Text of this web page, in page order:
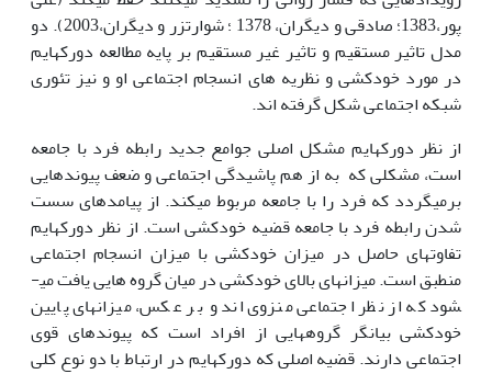
پور،1383؛ صادقی و دیگران، 1378 ؛ شوارتزر و دیگران،2003). دو
مدل تاثیر مستقیم و تاثیر غیر مستقیم بر پایه مطالعه دورکهایم
در مورد خودکشی و نظریه های انسجام اجتماعی او و نیز تئوری
شبکه اجتماعی شکل گرفته اند.
از نظر دورکهایم مشکل اصلی جوامع جدید رابطه فرد با جامعه
است، مشکلی که به از هم پاشیدگی اجتماعی و ضعف پیوندهایی
برمی­گردد که فرد را با جامعه مربوط می­کند. از پیامدهای سست
شدن رابطه فرد با جامعه قضیه خودکشی است. از نظر دورکهایم
تفاوت­های حاصل در میزان خودکشی با میزان انسجام اجتماعی
منطبق است. میزان­های بالای خودکشی در میان گروه هایی یافت می­
شود که از نظر اجتماعی منزوی اند و بر عکس، میزان­های پایین
خودکشی بیان­گر گروه­هایی از افراد است که پیوندهای قوی
اجتماعی دارند. قضیه اصلی که دورکهایم در ارتباط با دو نوع کلی